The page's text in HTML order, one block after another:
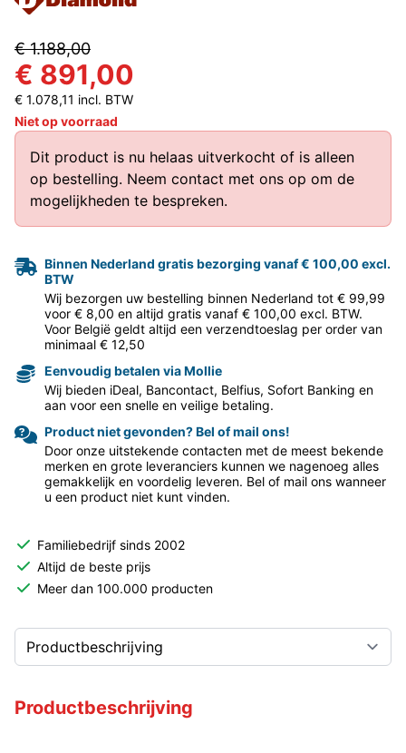
€ 1.188,00
€ 891,00
€ 1.078,11 incl. BTW
Niet op voorraad
Dit product is nu helaas uitverkocht of is alleen
op bestelling. Neem contact met ons op om de
mogelijkheden te bespreken.
Binnen Nederland gratis bezorging vanaf € 100,00 excl.
BTW
Wij bezorgen uw bestelling binnen Nederland tot € 99,99
voor € 8,00 en altijd gratis vanaf € 100,00 excl. BTW.
Voor België geldt altijd een verzendtoeslag per order van
minimaal € 12,50
Eenvoudig betalen via Mollie
Wij bieden iDeal, Bancontact, Belfius, Sofort Banking en
aan voor een snelle en veilige betaling.
Product niet gevonden? Bel of mail ons!
Door onze uitstekende contacten met de meest bekende
merken en grote leveranciers kunnen we nagenoeg alles
gemakkelijk en voordelig leveren. Bel of mail ons wanneer
u een product niet kunt vinden.
Familiebedrijf sinds 2002
Altijd de beste prijs
Meer dan 100.000 producten
Productbeschrijving